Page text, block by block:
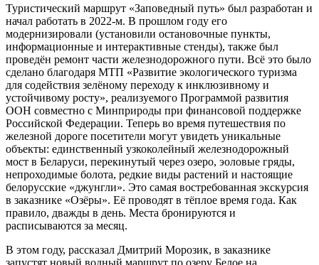
Туристический маршрут «Заповедный путь» был разработан и
начал работать в 2022-м. В прошлом году его
модернизировали (установили остановочные пункты,
информационные и интерактивные стенды), также был
проведён ремонт части железнодорожного пути. Всё это было
сделано благодаря МТП «Развитие экологического туризма
для содействия зелёному переходу к инклюзивному и
устойчивому росту», реализуемого Программой развития
ООН совместно с Минприроды при финансовой поддержке
Российской Федерации. Теперь во время путешествия по
железной дороге посетители могут увидеть уникальные
объекты: единственный узкоколейный железнодорожный
мост в Беларуси, перекинутый через озеро, эоловые гряды,
непроходимые болота, редкие виды растений и настоящие
белорусские «джунгли». Это самая востребованная экскурсия
в заказнике «Озёры». Её проводят в тёплое время года. Как
правило, дважды в день. Места бронируются и
расписываются за месяц.
В этом году, рассказал Дмитрий Морозик, в заказнике
запустят новый водный маршрут по озеру Белое на